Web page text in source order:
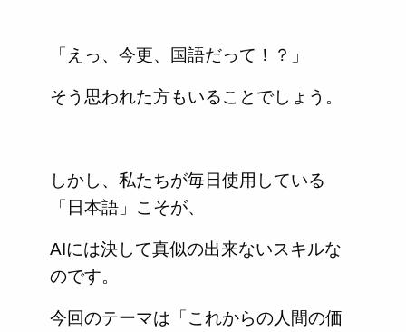
「えっ、今更、国語だって！？」
そう思われた方もいることでしょう。
しかし、私たちが毎日使用している
「日本語」こそが、
AIには決して真似の出来ないスキルな
のです。
今回のテーマは「これからの人間の価